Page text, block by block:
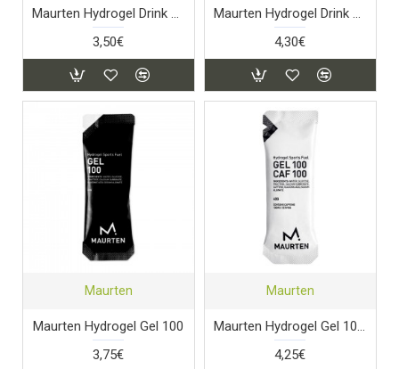
Maurten Hydrogel Drink Mix 320
3,50€
Maurten Hydrogel Drink Mix CAF 320
4,30€
Maurten
Maurten Hydrogel Gel 100
3,75€
Maurten
Maurten Hydrogel Gel 100 Caf
4,25€